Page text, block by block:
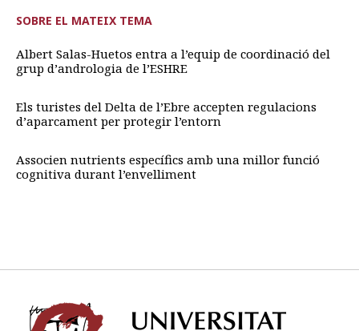
SOBRE EL MATEIX TEMA
Albert Salas-Huetos entra a l’equip de coordinació del
grup d’andrologia de l’ESHRE
Els turistes del Delta de l’Ebre accepten regulacions
d’aparcament per protegir l’entorn
Associen nutrients específics amb una millor funció
cognitiva durant l’envelliment